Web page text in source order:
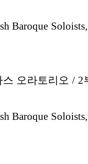
Baroque
스 오라토리오 / 2
Baroque